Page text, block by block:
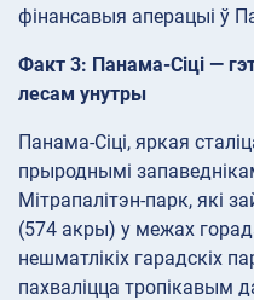
фінансавыя аперацыі ў
Факт 3: Панама-Сіці —
лесам унутры
Панама-Сіці, яркая
прыроднымі
Мітрапалітэн-парк, які
(574 акры) у межах
нешматлікіх гарадскіх
пахваліцца тропікавым